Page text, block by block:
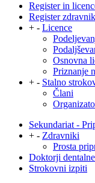
Register in
Register
+ - Licence
Osnovna
Priznanje
+ - Stalno
Člani
Sekundariat -
+ - Zdravniki
Prosta
Doktorji
Strokovni izpiti